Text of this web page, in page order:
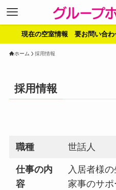
現在の空室情報 要お問い合わせ
ホーム 採用情報
採用情報
職種 世話人
仕事の内
容
入居者様
家事のサ